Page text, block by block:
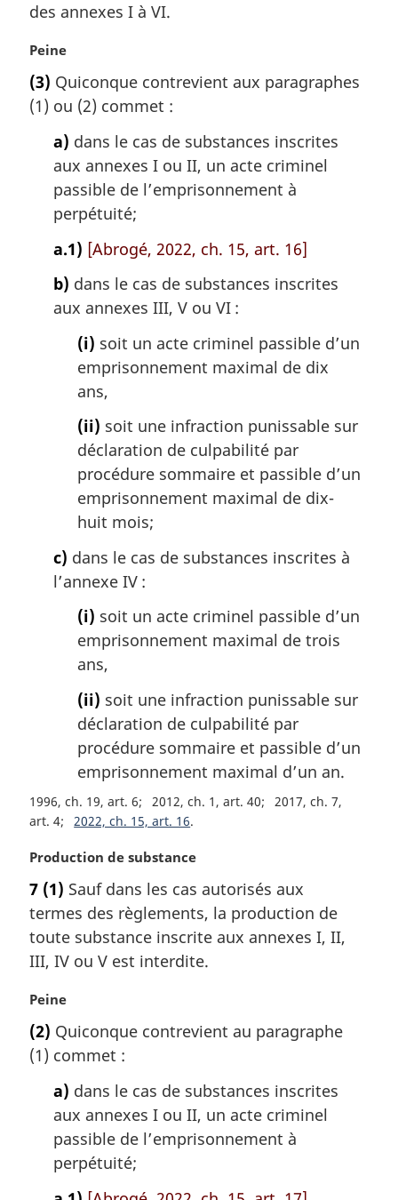
g
n
a
l
e
des annexes I à VI.
N
t
e
Peine
(3) Quiconque contrevient aux paragraphes
(1) ou (2) commet :
a) dans le cas de substances inscrites
aux annexes I ou II, un acte criminel
passible de l’emprisonnement à
perpétuité;
a.1) [Abrogé, 2022, ch. 15, art. 16]
b) dans le cas de substances inscrites
aux annexes III, V ou VI :
(i) soit un acte criminel passible d’un
emprisonnement maximal de dix
ans,
(ii) soit une infraction punissable sur
déclaration de culpabilité par
procédure sommaire et passible d’un
emprisonnement maximal de dix-
huit mois;
c) dans le cas de substances inscrites à
l’annexe IV :
(i) soit un acte criminel passible d’un
emprisonnement maximal de trois
ans,
(ii) soit une infraction punissable sur
déclaration de culpabilité par
procédure sommaire et passible d’un
emprisonnement maximal d’un an.
1996, ch. 19, art. 6 2012, ch. 1, art. 40
2017, ch. 7,
art. 4
2022, ch. 15, art. 16
N
t
e
m
a
g
n
a
Production de substance
7 (1) Sauf dans les cas autorisés aux
termes des règlements, la production de
toute substance inscrite aux annexes I, II,
III, IV ou V est interdite.
N
t
e
Peine
(2) Quiconque contrevient au paragraphe
(1) commet :
a) dans le cas de substances inscrites
aux annexes I ou II, un acte criminel
passible de l’emprisonnement à
perpétuité;